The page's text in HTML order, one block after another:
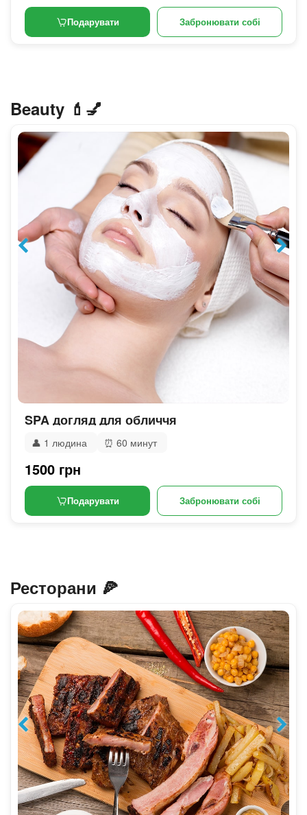
Подарувати Забронювати собі
Beauty 💄💅
SPA догляд для обличчя
👤 1 людина ⏰ 60 минут
1500 грн
Подарувати Забронювати собі
Ресторани 🍕